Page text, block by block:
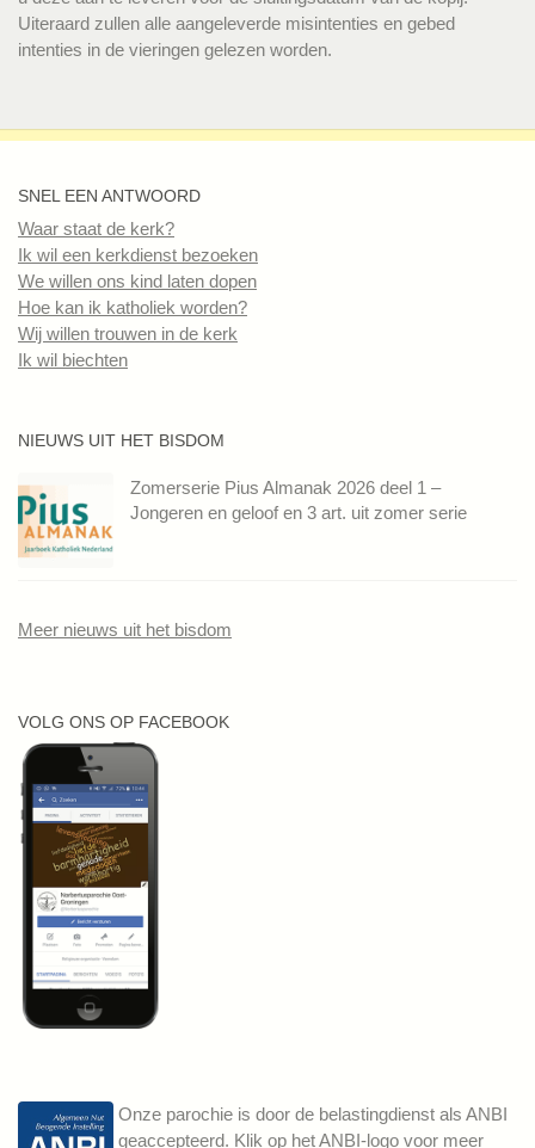
Uiteraard zullen alle aangeleverde misintenties en gebed
intenties in de vieringen gelezen worden.
SNEL EEN ANTWOORD
Waar staat de kerk?
Ik wil een kerkdienst bezoeken
We willen ons kind laten dopen
Hoe kan ik katholiek worden?
Wij willen trouwen in de kerk
Ik wil biechten
NIEUWS UIT HET BISDOM
Zomerserie Pius Almanak 2026 deel 1 –
Jongeren en geloof en 3 art. uit zomer serie
Meer nieuws uit het bisdom
VOLG ONS OP FACEBOOK
Onze parochie is door de belastingdienst als ANBI
geaccepteerd. Klik op het ANBI-logo voor meer